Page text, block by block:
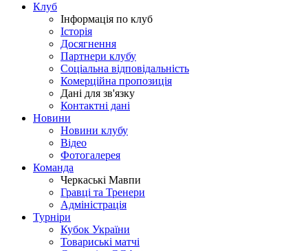
Клуб
Інформація по клуб
Історія
Досягнення
Партнери клубу
Соціальна відповідальність
Комерційна пропозиція
Дані для зв'язку
Контактні дані
Новини
Новини клубу
Відео
Фотогалерея
Команда
Черкаські Мавпи
Гравці та Тренери
Адміністрація
Турніри
Кубок України
Товариські матчі